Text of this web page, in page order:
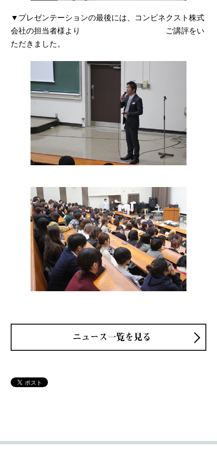
▼プレゼンテーションの最後には、コンビネクスト株式
会社の担当者様より ご講評をい
ただきました。
ニュース一覧を見る